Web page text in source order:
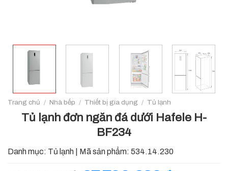
Trang chủ / Nhà bếp / Thiết bị gia dụng / Tủ lạnh
Tủ lạnh đơn ngăn đá dưới Hafele H-
BF234
Danh mục: Tủ lạnh Mã sản phẩm: 534.14.230